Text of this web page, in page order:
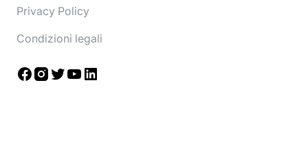
Privacy Policy
Condizioni legali
Facebook
Instagram
TwitterYouTube